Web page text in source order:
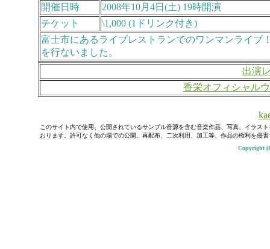
開催日時
2008年10月4日(土) 19時開演
チケット
\1,000 (1ドリンク付き)
富士市にあるライブレストランでのワンマンライブ
を行ないました。
出演
香栄オフィシャル
このサイト内で使用、公開されているサンプル音源を含む音楽作品、写真、イラス
おります。許可なく他の場での公開、再配布、二次利用、加工等、作品の権利を侵
Copyright